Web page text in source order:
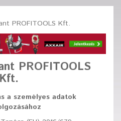
PROFITOOLS Kft.
PROFITOOLS
Kft.
a személyes adatok